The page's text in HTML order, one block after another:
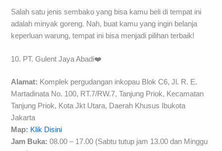
Salah satu jenis sembako yang bisa kamu beli di tempat ini
adalah minyak goreng. Nah, buat kamu yang ingin belanja
keperluan warung, tempat ini bisa menjadi pilihan terbaik!
10. PT. Gulent Jaya Abadi❤️
Alamat: Komplek pergudangan inkopau Blok C6, Jl. R. E.
Martadinata No. 100, RT.7/RW.7, Tanjung Priok, Kecamatan
Tanjung Priok, Kota Jkt Utara, Daerah Khusus Ibukota
Jakarta
Map: Klik Disini
Jam Buka:08.00 – 17.00 (Sabtu tutup jam 13.00 dan Minggu